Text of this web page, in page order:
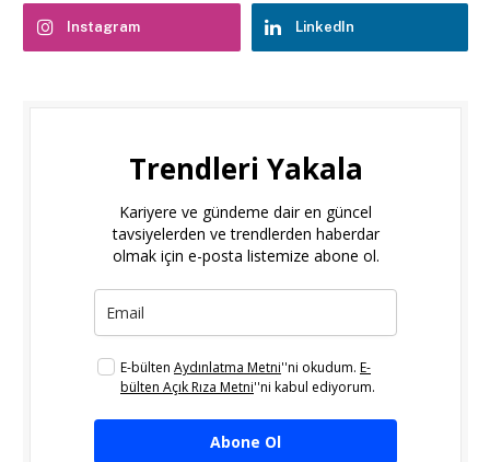
Instagram LinkedIn
Trendleri Yakala
Kariyere ve gündeme dair en güncel
tavsiyelerden ve trendlerden haberdar
olmak için e-posta listemize abone ol.
E-bülten Aydınlatma Metni''ni okudum. E-
bülten Açık Rıza Metni''ni kabul ediyorum.
Abone Ol